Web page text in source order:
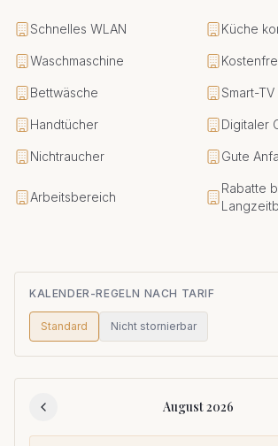
Schnelles WLAN Küche
Waschmaschine
Bettwäsche Smart-TV
Handtücher Digitaler
Nichtraucher Gute
Arbeitsbereich
Rabatte
KALENDER-REGELN NACH TARIF
Standard Nicht stornierbar
August 2026